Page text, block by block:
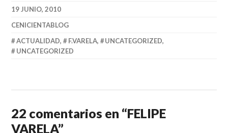
19 JUNIO, 2010
CENICIENTABLOG
ACTUALIDAD, F.VARELA, UNCATEGORIZED,
UNCATEGORIZED
22 comentarios en “FELIPE
VARELA”